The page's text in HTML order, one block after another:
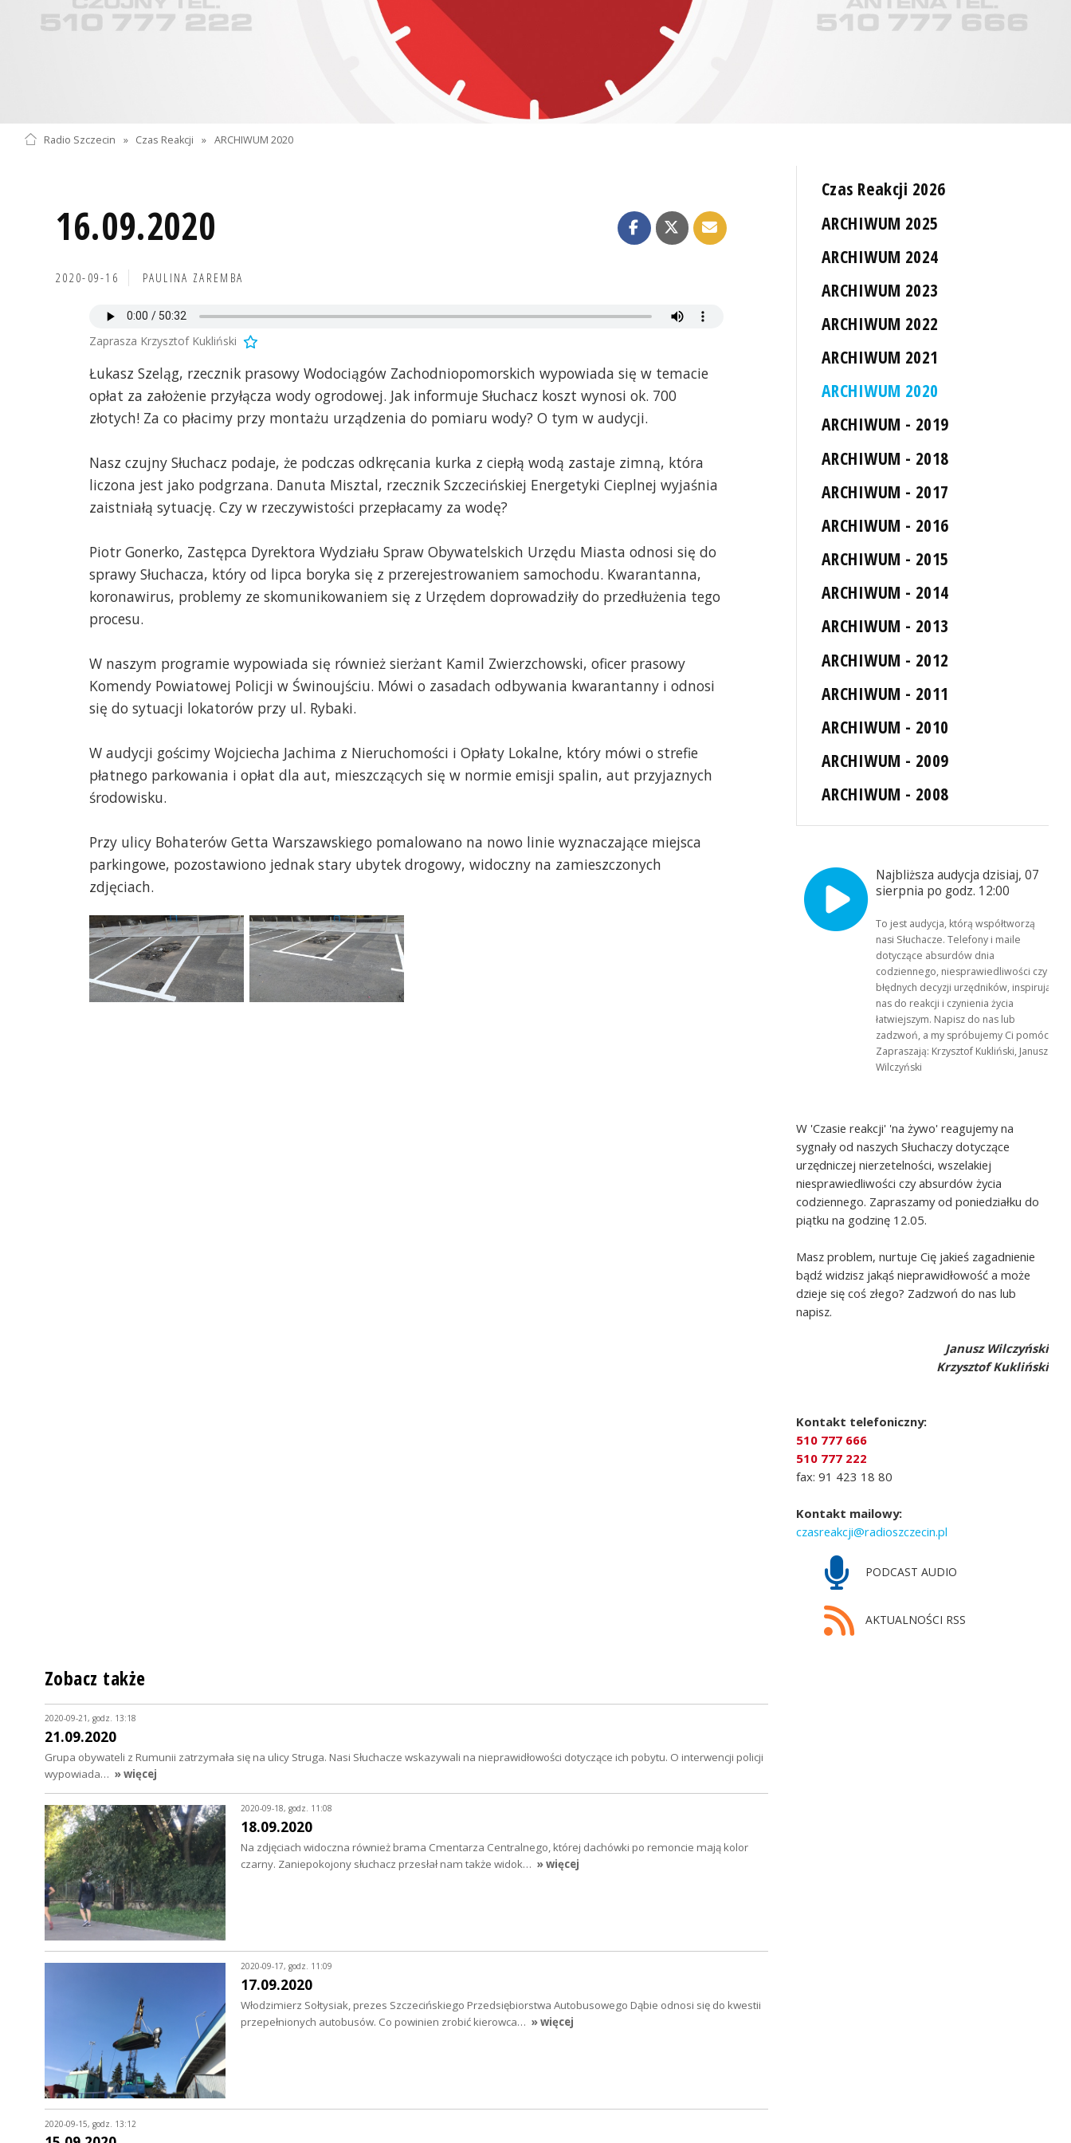
Radio Szczecin » Czas Reakcji » ARCHIWUM 2020
16.09.2020
2020-09-16 PAULINA ZAREMBA
Zaprasza Krzysztof Kukliński
Łukasz Szeląg, rzecznik prasowy Wodociągów Zachodniopomorskich wypowiada się w temacie
opłat za założenie przyłącza wody ogrodowej. Jak informuje Słuchacz koszt wynosi ok. 700
złotych! Za co płacimy przy montażu urządzenia do pomiaru wody? O tym w audycji.
Nasz czujny Słuchacz podaje, że podczas odkręcania kurka z ciepłą wodą zastaje zimną, która
liczona jest jako podgrzana. Danuta Misztal, rzecznik Szczecińskiej Energetyki Cieplnej wyjaśnia
zaistniałą sytuację. Czy w rzeczywistości przepłacamy za wodę?
Piotr Gonerko, Zastępca Dyrektora Wydziału Spraw Obywatelskich Urzędu Miasta odnosi się do
sprawy Słuchacza, który od lipca boryka się z przerejestrowaniem samochodu. Kwarantanna,
koronawirus, problemy ze skomunikowaniem się z Urzędem doprowadziły do przedłużenia tego
procesu.
W naszym programie wypowiada się również sierżant Kamil Zwierzchowski, oficer prasowy
Komendy Powiatowej Policji w Świnoujściu. Mówi o zasadach odbywania kwarantanny i odnosi
się do sytuacji lokatorów przy ul. Rybaki.
W audycji gościmy Wojciecha Jachima z Nieruchomości i Opłaty Lokalne, który mówi o strefie
płatnego parkowania i opłat dla aut, mieszczących się w normie emisji spalin, aut przyjaznych
środowisku.
Przy ulicy Bohaterów Getta Warszawskiego pomalowano na nowo linie wyznaczające miejsca
parkingowe, pozostawiono jednak stary ubytek drogowy, widoczny na zamieszczonych
zdjęciach.
Czas Reakcji 2026
ARCHIWUM 2025
ARCHIWUM 2024
ARCHIWUM 2023
ARCHIWUM 2022
ARCHIWUM 2021
ARCHIWUM 2020
ARCHIWUM - 2019
ARCHIWUM - 2018
ARCHIWUM - 2017
ARCHIWUM - 2016
ARCHIWUM - 2015
ARCHIWUM - 2014
ARCHIWUM - 2013
ARCHIWUM - 2012
ARCHIWUM - 2011
ARCHIWUM - 2010
ARCHIWUM - 2009
ARCHIWUM - 2008
Najbliższa audycja dzisiaj, 07
sierpnia po godz. 12:00
To jest audycja, którą współtworzą
nasi Słuchacze. Telefony i maile
dotyczące absurdów dnia
codziennego, niesprawiedliwości czy
błędnych decyzji urzędników, inspirują
nas do reakcji i czynienia życia
łatwiejszym. Napisz do nas lub
zadzwoń, a my spróbujemy Ci pomóc.
Zapraszają: Krzysztof Kukliński, Janusz
Wilczyński
W 'Czasie reakcji' 'na żywo' reagujemy na
sygnały od naszych Słuchaczy dotyczące
urzędniczej nierzetelności, wszelakiej
niesprawiedliwości czy absurdów życia
codziennego. Zapraszamy od poniedziałku do
piątku na godzinę 12.05.
Masz problem, nurtuje Cię jakieś zagadnienie
bądź widzisz jakąś nieprawidłowość a może
dzieje się coś złego? Zadzwoń do nas lub
napisz.
Janusz Wilczyński
Krzysztof Kukliński
Kontakt telefoniczny:
510 777 666
510 777 222
fax: 91 423 18 80
Kontakt mailowy:
czasreakcji@radioszczecin.pl
PODCAST AUDIO
AKTUALNOŚCI RSS
Zobacz także
2020-09-21, godz. 13:18
21.09.2020
Grupa obywateli z Rumunii zatrzymała się na ulicy Struga. Nasi Słuchacze wskazywali na nieprawidłowości dotyczące ich pobytu. O interwencji policji
wypowiada… » więcej
2020-09-18, godz. 11:08
18.09.2020
Na zdjęciach widoczna również brama Cmentarza Centralnego, której dachówki po remoncie mają kolor
czarny. Zaniepokojony słuchacz przesłał nam także widok… » więcej
2020-09-17, godz. 11:09
17.09.2020
Włodzimierz Sołtysiak, prezes Szczecińskiego Przedsiębiorstwa Autobusowego Dąbie odnosi się do kwestii
przepełnionych autobusów. Co powinien zrobić kierowca… » więcej
2020-09-15, godz. 13:12